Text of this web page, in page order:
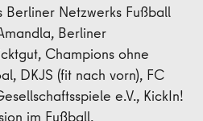
Netzwerks Fußball
Berliner
Champions ohne
DKJS (fit nach vorn), FC
e.V., KickIn!
im Fußball,